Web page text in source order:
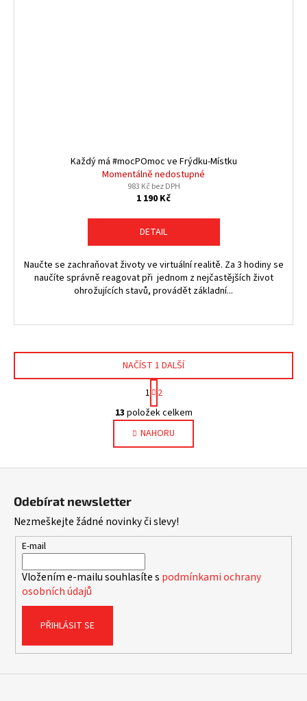
Každý má #mocPOmoc ve Frýdku-Místku
Momentálně nedostupné
983 Kč bez DPH
1 190 Kč
DETAIL
Naučte se zachraňovat životy ve virtuální realitě. Za 3 hodiny se
naučíte správně reagovat při jednom z nejčastějších život
ohrožujících stavů, provádět základní...
O
v
l
á
d
p
r
k
u
NAČÍST 1 DALŠÍ
S
t
r
á
n
k
1
2
13 položek celkem
NAHORU
Odebírat newsletter
Nezmeškejte žádné novinky či slevy!
E-mail
Vložením e-mailu souhlasíte s podmínkami ochrany
osobních údajů
PŘIHLÁSIT SE